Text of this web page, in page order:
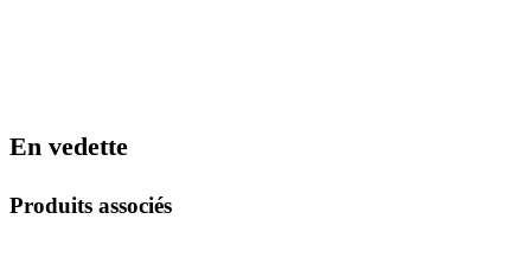
En vedette
Produits associés